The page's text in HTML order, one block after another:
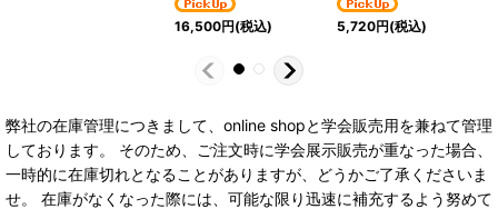
16,500円(税込) 5,720円(税込)
弊社の在庫管理につきまして、online shopと学会販売用を兼ねて管理
しております。 そのため、ご注文時に学会展示販売が重なった場合、
一時的に在庫切れとなることがありますが、どうかご了承くださいま
せ。 在庫がなくなった際には、可能な限り迅速に補充するよう努めて